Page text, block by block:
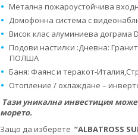
Метална пожароустойчива
Домофонна система с
Висок клас алуминиева дограма
Подови настилки :Дневна:
ПОЛША
Баня: Фаянс и теракот-
Отопление / охлаждане –
Тази уникална инвестиция
морето.
Защо да изберете ”ALBATROSS